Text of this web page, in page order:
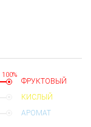
100%
ФРУКТОВЫЙ
КИСЛЫЙ
АРОМАТ